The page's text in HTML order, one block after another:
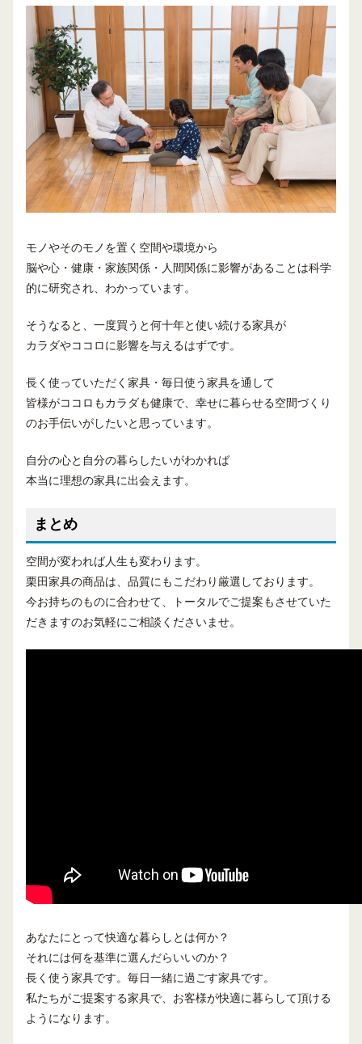
モノやそのモノを置く空間や環境から
脳や心・健康・家族関係・人間関係に影響があることは科学
的に研究され、わかっています。
そうなると、一度買うと何十年と使い続ける家具が
カラダやココロに影響を与えるはずです。
長く使っていただく家具・毎日使う家具を通して
皆様がココロもカラダも健康で、幸せに暮らせる空間づくり
のお手伝いがしたいと思っています。
自分の心と自分の暮らしたいがわかれば
本当に理想の家具に出会えます。
まとめ
空間が変われば人生も変わります。
栗田家具の商品は、品質にもこだわり厳選しております。
今お持ちのものに合わせて、トータルでご提案もさせていた
だきますのお気軽にご相談くださいませ。
あなたにとって快適な暮らしとは何か？
それには何を基準に選んだらいいのか？
長く使う家具です。毎日一緒に過ごす家具です。
私たちがご提案する家具で、お客様が快適に暮らして頂ける
ようになります。